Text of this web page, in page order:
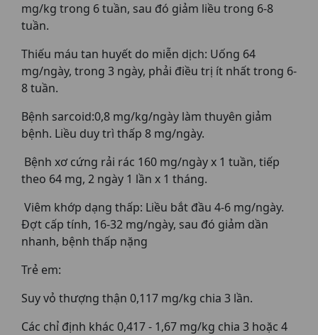
mg/kg trong 6 tuần, sau đó giảm liều trong 6-8
tuần.
Thiếu máu tan huyết do miễn dịch: Uống 64
mg/ngày, trong 3 ngày, phải điều trị ít nhất trong 6-
8 tuần.
Bệnh sarcoid:0,8 mg/kg/ngày làm thuyên giảm
bệnh. Liều duy trì thấp 8 mg/ngày.
Bệnh xơ cứng rải rác 160 mg/ngày x 1 tuần, tiếp
theo 64 mg, 2 ngày 1 lần x 1 tháng.
Viêm khớp dạng thấp: Liều bắt đầu 4-6 mg/ngày.
Đợt cấp tính, 16-32 mg/ngày, sau đó giảm dần
nhanh, bệnh thấp nặng
Trẻ em:
Suy vỏ thượng thận 0,117 mg/kg chia 3 lần.
Các chỉ định khác 0,417 - 1,67 mg/kg chia 3 hoặc 4